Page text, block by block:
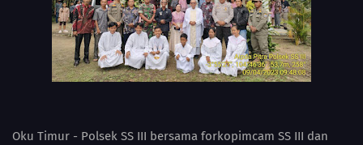
Oku Timur - Polsek SS III bersama forkopimcam SS III dan